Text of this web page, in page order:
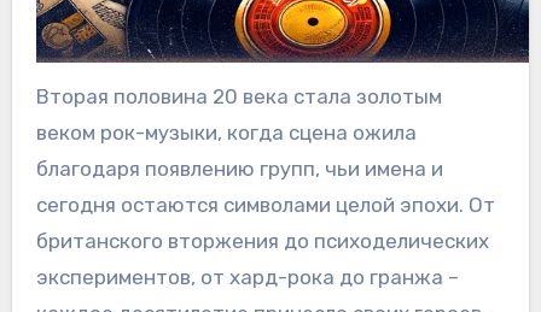
Вторая половина 20 века стала золотым
веком рок-музыки, когда сцена ожила
благодаря появлению групп, чьи имена и
сегодня остаются символами целой эпохи. От
британского вторжения до психоделических
экспериментов, от хард-рока до гранжа –